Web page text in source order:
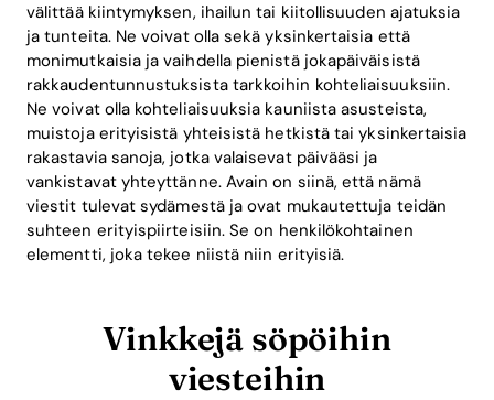
välittää kiintymyksen, ihailun tai kiitollisuuden ajatuksia
ja tunteita. Ne voivat olla sekä yksinkertaisia että
monimutkaisia ja vaihdella pienistä jokapäiväisistä
rakkaudentunnustuksista tarkkoihin kohteliaisuuksiin.
Ne voivat olla kohteliaisuuksia kauniista asusteista,
muistoja erityisistä yhteisistä hetkistä tai yksinkertaisia
rakastavia sanoja, jotka valaisevat päivääsi ja
vankistavat yhteyttänne. Avain on siinä, että nämä
viestit tulevat sydämestä ja ovat mukautettuja teidän
suhteen erityispiirteisiin. Se on henkilökohtainen
elementti, joka tekee niistä niin erityisiä.
Vinkkejä söpöihin
viesteihin